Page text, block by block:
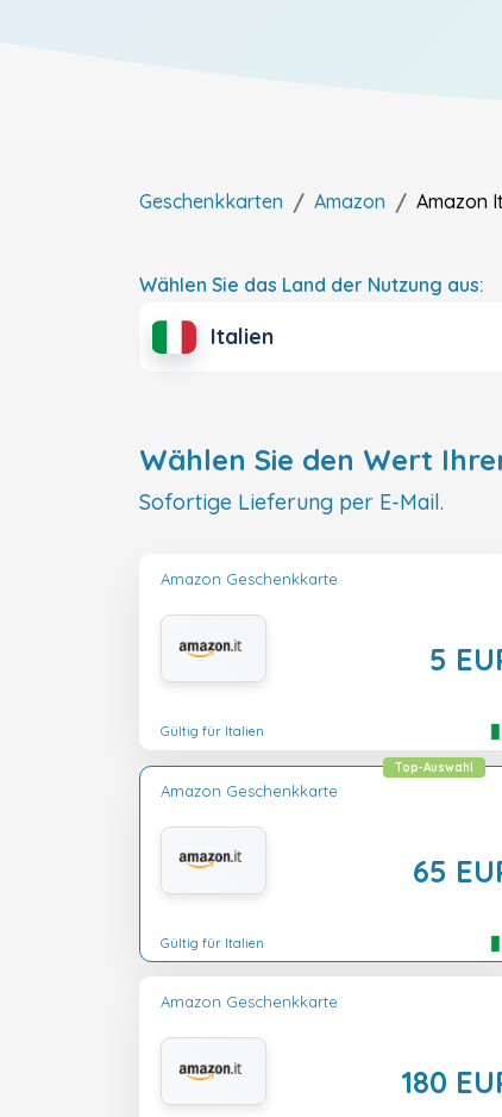
Geschenkkarten Amazon Amazon
Wählen Sie das Land der Nutzung aus:
Italien
Wählen Sie den Wert
Sofortige Lieferung per E-Mail.
Amazon Geschenkkarte
5
Gültig für Italien
Amazon Geschenkkarte
65
Top-Auswahl
Gültig für Italien
Amazon Geschenkkarte
180